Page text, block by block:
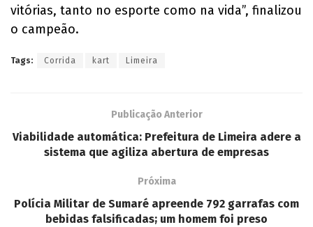
vitórias, tanto no esporte como na vida”, finalizou
o campeão.
Tags: Corrida kart Limeira
Publicação Anterior
Viabilidade automática: Prefeitura de Limeira adere a
sistema que agiliza abertura de empresas
Próxima
Polícia Militar de Sumaré apreende 792 garrafas com
bebidas falsificadas; um homem foi preso